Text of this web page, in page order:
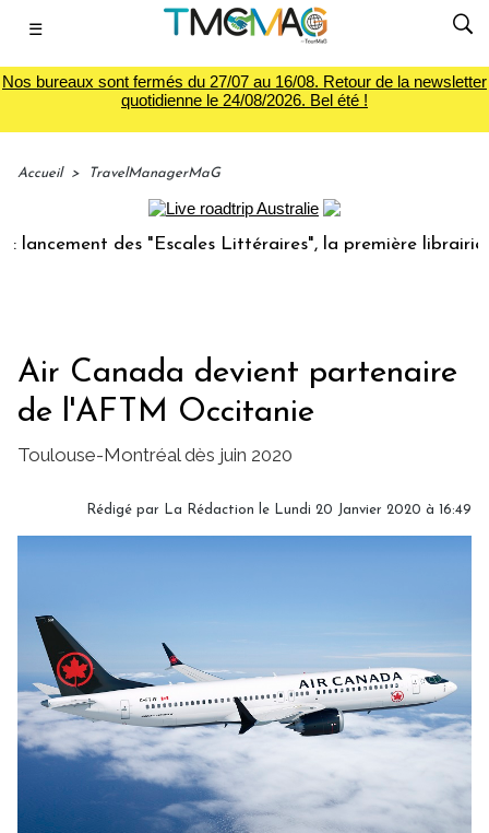
☰
Nos bureaux sont fermés du 27/07 au 16/08. Retour de la newsletter
quotidienne le 24/08/2026. Bel été !
Accueil > TravelManagerMaG
des "Escales Littéraires", la première librairie du
Air Canada devient partenaire
de l'AFTM Occitanie
Toulouse-Montréal dès juin 2020
Rédigé par La Rédaction le Lundi 20 Janvier 2020 à 16:49